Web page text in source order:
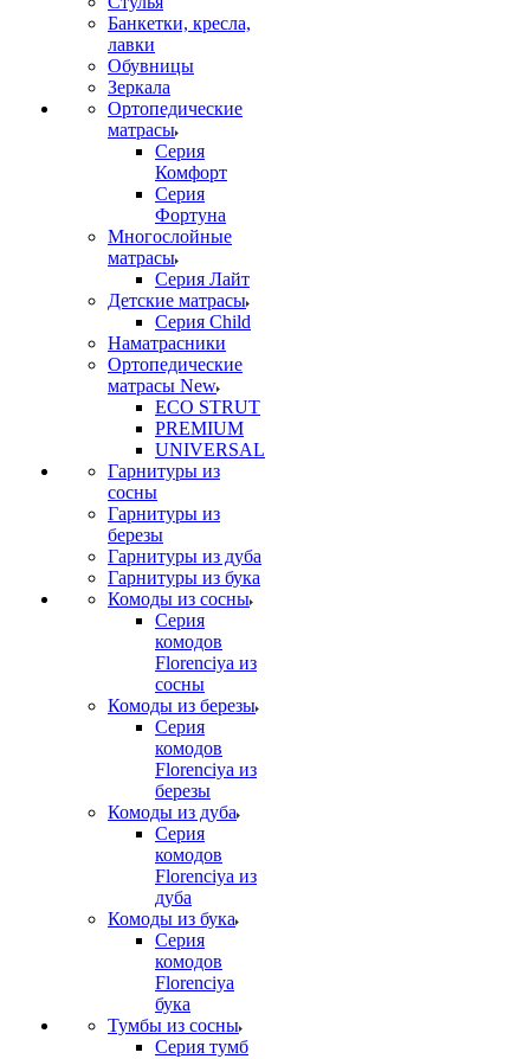
Банкетки, кресла,
лавки
Обувницы
Зеркала
Ортопедические
матрасы
Серия
Комфорт
Серия
Фортуна
Многослойные
матрасы
Серия Лайт
Детские матрасы
Серия Child
Наматрасники
Ортопедические
матрасы New
ECO STRUT
PREMIUM
UNIVERSAL
Гарнитуры из
сосны
Гарнитуры из
березы
Гарнитуры из дуба
Гарнитуры из бука
Комоды из сосны
Серия
комодов
Florenciya из
сосны
Комоды из березы
Серия
комодов
Florenciya из
березы
Комоды из дуба
Серия
комодов
Florenciya из
дуба
Комоды из бука
Серия
комодов
Florenciya
бука
Тумбы из сосны
Серия тумб